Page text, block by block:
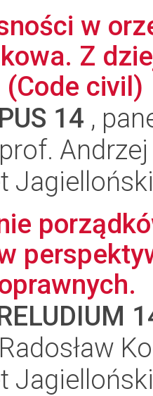
w
Z
civil)
14 ,